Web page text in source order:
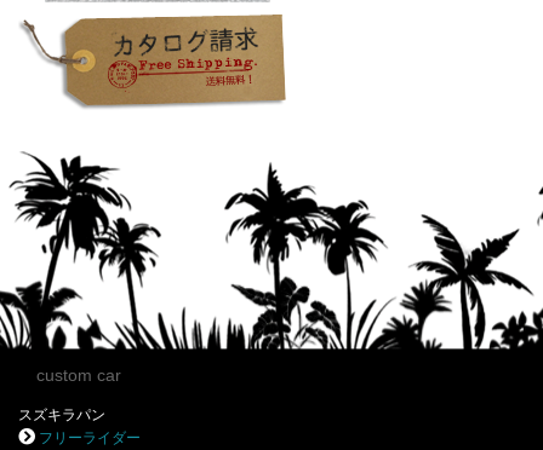
custom car
スズキラパン
フリーライダー